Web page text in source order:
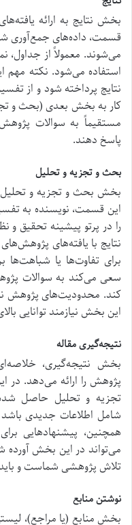
بخش نتایج به ارائه
قسمت، داده‌های جمع‌آوری
می‌شوند. معمولاً از جداول،
استفاده می‌شود. نکته مهم
نتایج پرداخته شود و از
کار به بخش بعدی (بحث و
مستقیماً به سوالات
پاسخ دهند.
بحث و تجزیه و تحلیل
بخش بحث و تجزیه و
این قسمت، نویسنده به
را در پرتو پیشینه تحقیق
نتایج با یافته‌های
برای تفاوت‌ها یا
سعی می‌کند به سوالات
کند. محدودیت‌های پژوهش
این بخش نیازمند توانایی
نتیجه‌گیری مقاله
بخش نتیجه‌گیری،
پژوهش را ارائه می‌دهد. در
تجزیه و تحلیل حاصل
شامل اطلاعات جدیدی
همچنین، پیشنهادهایی
می‌تواند در این بخش آورده
تلاش پژوهشی شماست و
نوشتن منابع
بخش منابع (یا مراجع)،